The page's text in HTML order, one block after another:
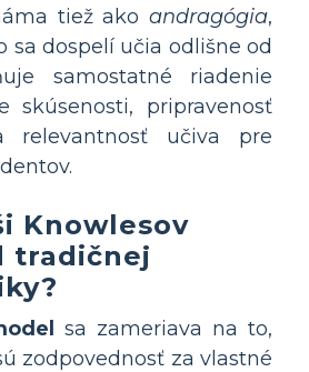
tiež ako andragógia,
sa dospelí učia odlišne od
samostatné riadenie
skúsenosti, pripravenosť
relevantnosť učiva pre
Knowlesov
tradičnej
sa zameriava na to,
zodpovednosť za vlastné